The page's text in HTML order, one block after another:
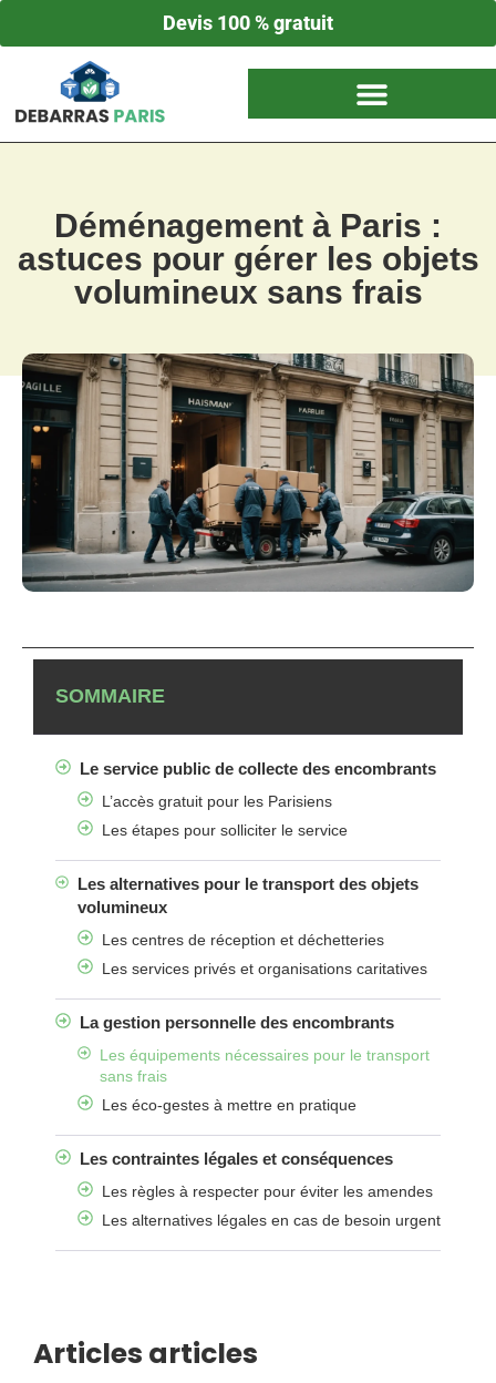
Devis 100 % gratuit
Déménagement à Paris :
astuces pour gérer les objets
volumineux sans frais
SOMMAIRE
Le service public de collecte des encombrants
L’accès gratuit pour les Parisiens
Les étapes pour solliciter le service
Les alternatives pour le transport des objets
volumineux
Les centres de réception et déchetteries
Les services privés et organisations caritatives
La gestion personnelle des encombrants
Les équipements nécessaires pour le transport
sans frais
Les éco-gestes à mettre en pratique
Les contraintes légales et conséquences
Les règles à respecter pour éviter les amendes
Les alternatives légales en cas de besoin urgent
Articles articles